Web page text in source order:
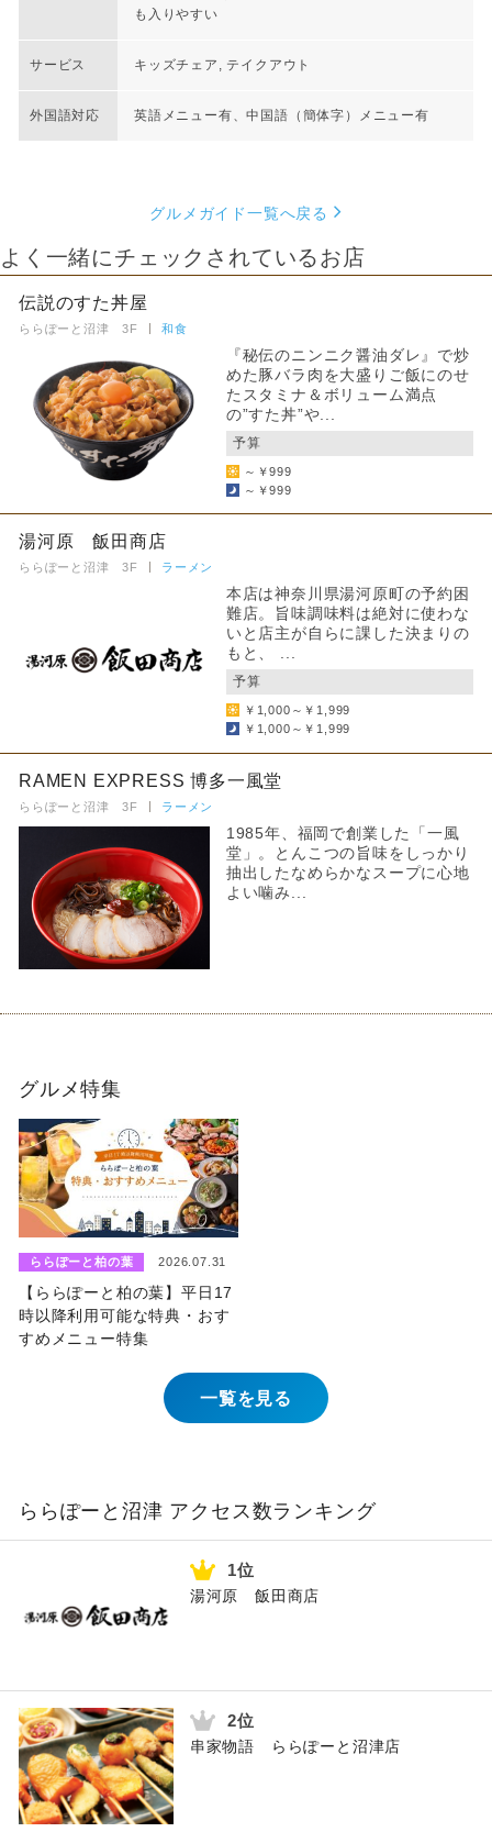
も入りやすい
サービス キッズチェア, テイクアウト
外国語対応 英語メニュー有、中国語（簡体字）メニュー有
グルメガイド一覧へ戻る
よく一緒にチェックされているお店
伝説のすた丼屋
ららぽーと沼津 3F 和食
『秘伝のニンニク醤油ダレ』で炒
めた豚バラ肉を大盛りご飯にのせ
たスタミナ＆ボリューム満点
の”すた丼”や...
予算
～￥999
～￥999
湯河原 飯田商店
ららぽーと沼津 3F ラーメン
本店は神奈川県湯河原町の予約困
難店。旨味調味料は絶対に使わな
いと店主が自らに課した決まりの
もと、 ...
予算
￥1,000～￥1,999
￥1,000～￥1,999
RAMEN EXPRESS 博多一風堂
ららぽーと沼津 3F ラーメン
1985年、福岡で創業した「一風
堂」。とんこつの旨味をしっかり
抽出したなめらかなスープに心地
よい噛み...
グルメ特集
ららぽーと柏の葉 2026.07.31
【ららぽーと柏の葉】平日17
時以降利用可能な特典・おす
すめメニュー特集
一覧を見る
ららぽーと沼津 アクセス数ランキング
湯河原 飯田商店
串家物語 ららぽーと沼津店